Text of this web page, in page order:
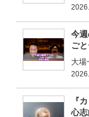
今
ご
大場
『
心